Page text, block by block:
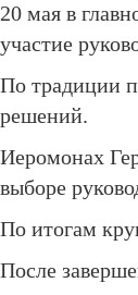
20 мая в
участие
По традиции
решений.
Иеромонах
выборе
По итогам
После